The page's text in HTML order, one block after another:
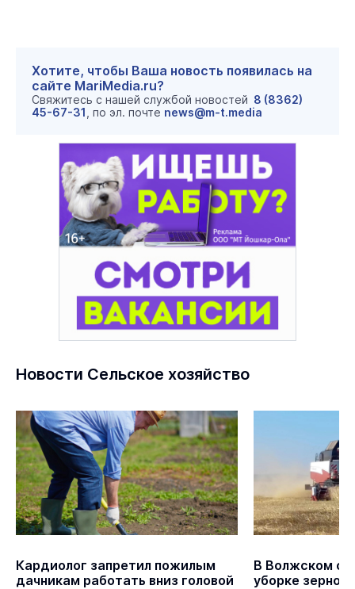
Хотите, чтобы Ваша новость появилась на
сайте MariMedia.ru?
Свяжитесь с нашей службой новостей 8 (8362)
45-67-31 , по эл. почте news@m-t.media
Новости Сельское хозяйство
Кардиолог запретил пожилым
дачникам работать вниз головой
В Волжском
уборке